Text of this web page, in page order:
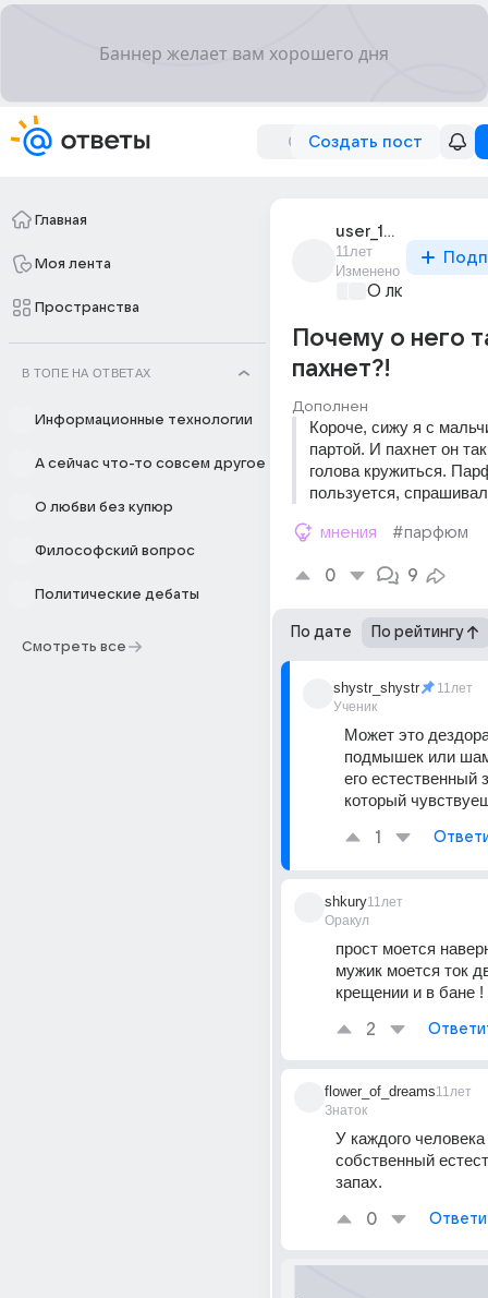
Создать пост
Главная
Моя лента
Пространства
В ТОПЕ НА ОТВЕТАХ
Информационные технологии
А сейчас что-то совсем другое
О любви без купюр
Философский вопрос
Политические дебаты
Смотреть все
user_193293893
11лет
Изменено
О любви без
Почему о него
пахнет?!
Дополнен
Короче, сижу я с
партой. И пахнет он
голова кружиться.
пользуется,
мнения #парфюм
0 9
По дате По рейтингу
shystr_shystr
Ученик
11лет
Может это
подмышек или
его естественный
который
1
shkury
Оракул
11лет
прост моется
мужик моется ток
крещении и в бане !
2
flower_of_dreams
Знаток
11лет
У каждого
собственный
запах.
0